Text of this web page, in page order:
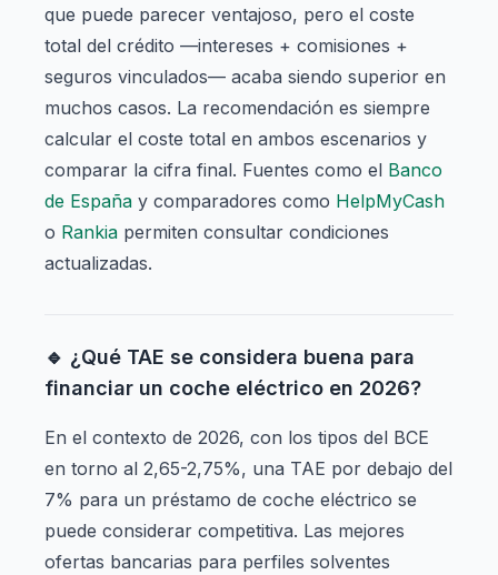
que puede parecer ventajoso, pero el coste
total del crédito —intereses + comisiones +
seguros vinculados— acaba siendo superior en
muchos casos. La recomendación es siempre
calcular el coste total en ambos escenarios y
comparar la cifra final. Fuentes como el Banco
de España y comparadores como HelpMyCash
o Rankia permiten consultar condiciones
actualizadas.
🔹 ¿Qué TAE se considera buena para
financiar un coche eléctrico en 2026?
En el contexto de 2026, con los tipos del BCE
en torno al 2,65-2,75%, una TAE por debajo del
7% para un préstamo de coche eléctrico se
puede considerar competitiva. Las mejores
ofertas bancarias para perfiles solventes